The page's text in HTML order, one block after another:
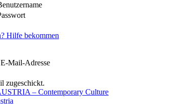
Hilfe bekommen
Mail-Adresse
zugeschickt.
– Contemporary Culture